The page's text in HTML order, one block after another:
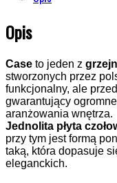
Opis
Case to jeden z
stworzonych przez
funkcjonalny, ale
gwarantujący
aranżowania wnętrza.
Jednolita płyta
przy tym jest formą
taką, która dopasuje
eleganckich.